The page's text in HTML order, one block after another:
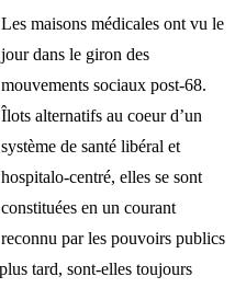
Les maisons médicales ont vu le
jour dans le giron des
mouvements sociaux post-68.
Îlots alternatifs au coeur d’un
système de santé libéral et
hospitalo-centré, elles se sont
constituées en un courant
reconnu par les pouvoirs publics
tard, sont-elles toujours